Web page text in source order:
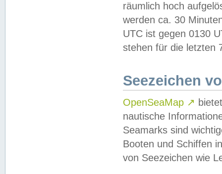
räumlich hoch
werden ca. 30
UTC ist gegen 0130
stehen für die letzten
Seezeichen
OpenSeaMap ↗
nautische
Seamarks sind
Booten und Schiffen
von Seezeichen wie